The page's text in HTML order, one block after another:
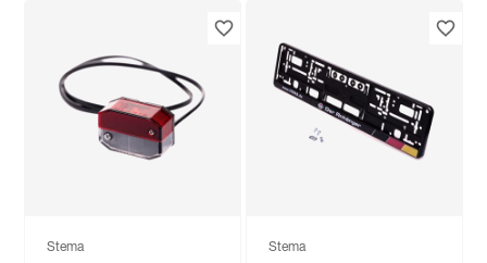
Stema Stema